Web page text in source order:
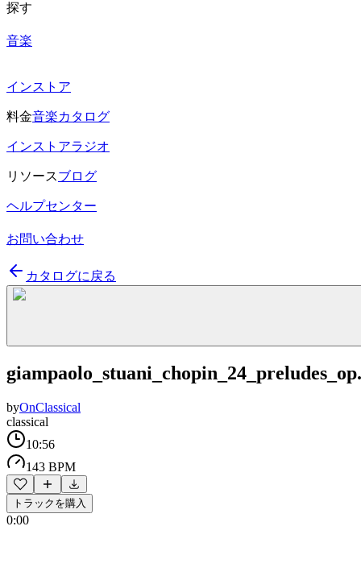
探す
音楽
インストア
料金音楽カタログ
インストアラジオ
リソースブログ
ヘルプセンター
お問い合わせ
カタログに戻る
byOnClassical
classical
10:56
143 BPM
トラックを購入
0:00